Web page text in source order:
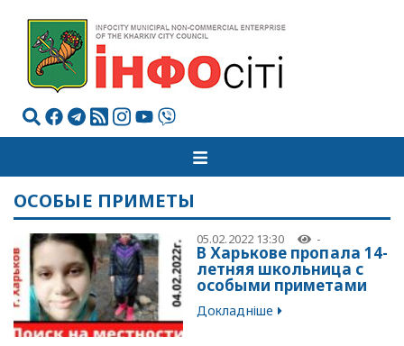
ОСОБЫЕ ПРИМЕТЫ
05.02.2022 13:30 -
В Харькове пропала 14-
летняя школьница с
особыми приметами
Докладніше